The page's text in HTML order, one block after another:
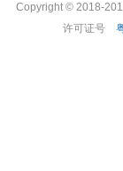
Copyright © 2018-
许可证号